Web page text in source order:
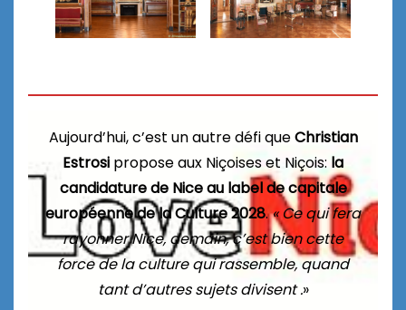
Aujourd’hui, c’est un autre défi queChristian
Estrosi propose aux Niçoises et Niçois: la
candidature de Nice au label de capitale
européenne de la Culture 2028.« Ce qui fera
rayonner Nice, demain, c’est bien cette
force de la culture qui rassemble, quand
tant d’autres sujets divisent .»